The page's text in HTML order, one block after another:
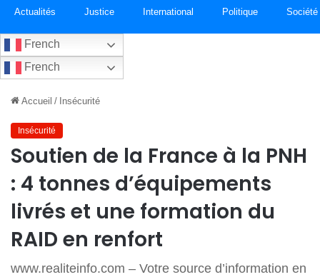
Actualités Justice International Politique Société
French
French
Accueil / Insécurité
Insécurité
Soutien de la France à la PNH
: 4 tonnes d’équipements
livrés et une formation du
RAID en renfort
www.realiteinfo.com – Votre source d’information en